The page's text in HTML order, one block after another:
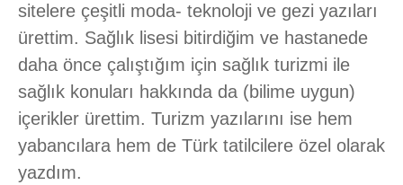
sitelere çeşitli moda- teknoloji ve gezi yazıları
ürettim. Sağlık lisesi bitirdiğim ve hastanede
daha önce çalıştığım için sağlık turizmi ile
sağlık konuları hakkında da (bilime uygun)
içerikler ürettim. Turizm yazılarını ise hem
yabancılara hem de Türk tatilcilere özel olarak
yazdım.